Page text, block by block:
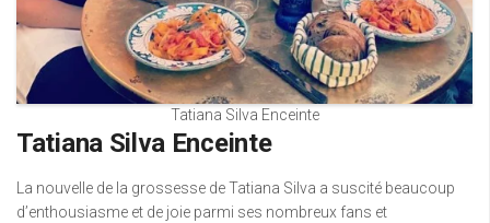
Tatiana Silva Enceinte
Tatiana Silva Enceinte
La nouvelle de la grossesse de Tatiana Silva a suscité beaucoup
d’enthousiasme et de joie parmi ses nombreux fans et